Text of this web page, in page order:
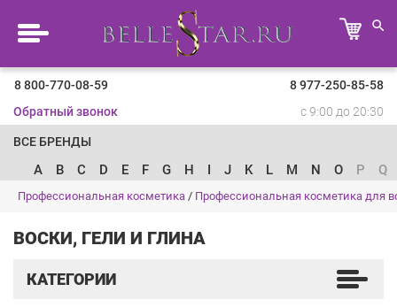
8 800-770-08-59
8 977-250-85-58
Обратный звонок
с 9:00 до 20:30
ВСЕ БРЕНДЫ
A B C D E F G H I J K L M N O P Q
Профессиональная косметика / Профессиональная косметика для
ВОСКИ, ГЕЛИ И ГЛИНА
КАТЕГОРИИ